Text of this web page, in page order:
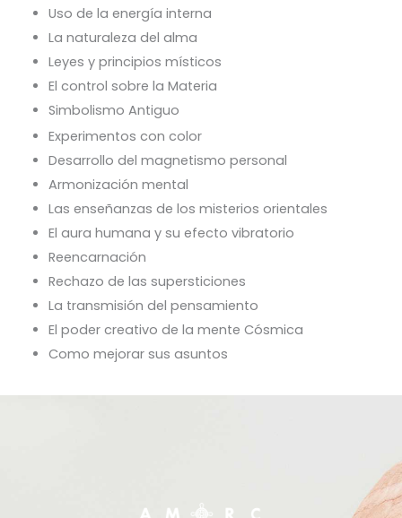
Uso de la energía interna
La naturaleza del alma
Leyes y principios místicos
El control sobre la Materia
Simbolismo Antiguo
Experimentos con color
Desarrollo del magnetismo personal
Armonización mental
Las enseñanzas de los misterios orientales
El aura humana y su efecto vibratorio
Reencarnación
Rechazo de las supersticiones
La transmisión del pensamiento
El poder creativo de la mente Cósmica
Como mejorar sus asuntos